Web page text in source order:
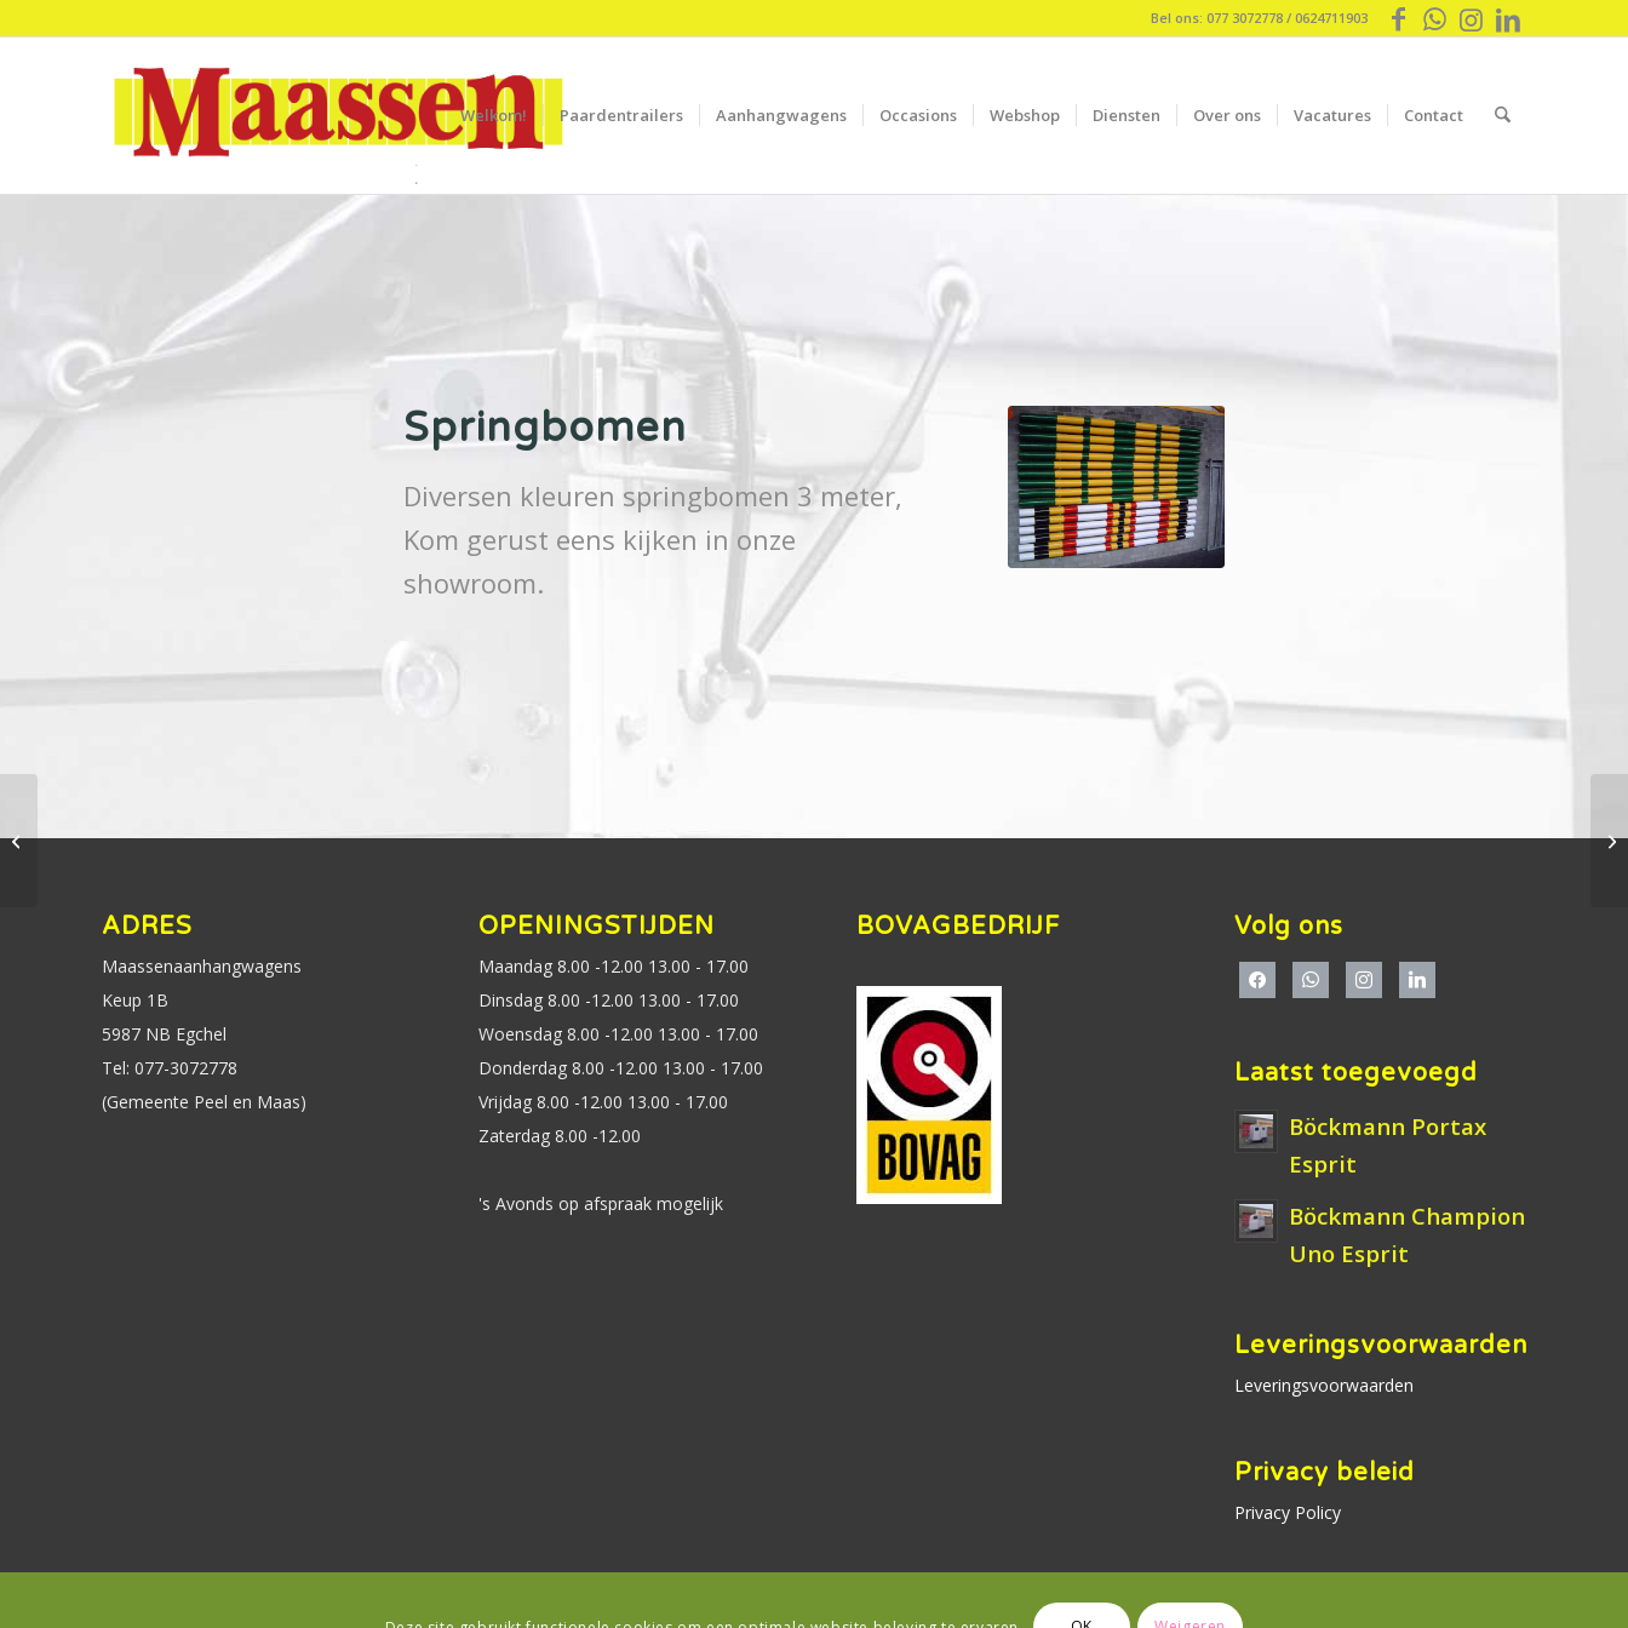
Bel ons: 077 3072778 / 0624711903
Welkom! Paardentrailers Aanhangwagens Occasions Webshop Diensten Over ons Vacatures Contact
Springbomen
Diversen kleuren springbomen 3 meter,
Kom gerust eens kijken in onze
showroom.
ADRES
Maassenaanhangwagens
Keup 1B
5987 NB Egchel
Tel: 077-3072778
(Gemeente Peel en Maas)
OPENINGSTIJDEN
Maandag 8.00 -12.00 13.00 - 17.00
Dinsdag 8.00 -12.00 13.00 - 17.00
Woensdag 8.00 -12.00 13.00 - 17.00
Donderdag 8.00 -12.00 13.00 - 17.00
Vrijdag 8.00 -12.00 13.00 - 17.00
Zaterdag 8.00 -12.00
's Avonds op afspraak mogelijk
BOVAGBEDRIJF Volg ons
Laatst toegevoegd
Böckmann Portax
Esprit
Böckmann Champion
Uno Esprit
Leveringsvoorwaarden
Leveringsvoorwaarden
Privacy beleid
Privacy Policy
Span-ratelband